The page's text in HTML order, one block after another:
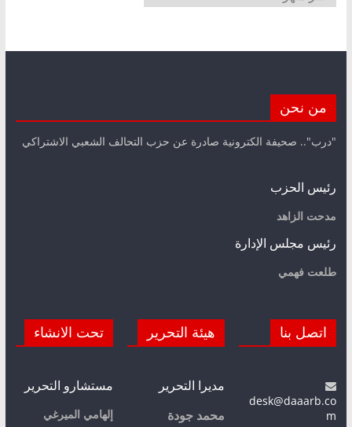
من نحن
"درب".. صحيفة الكترونية صادرة عن حزب التحالف الشعبي الاشتراكي
رئيس الحزب
مدحت الزاهد
رئيس مجلس الإدارة
طلعت فهمي
اتصل بنا
desk@daaarb.co
m
هيئة التحرير
مديرا التحرير
محمد جودة
تحت الانشاء
مستشارو التحرير
إلهامي الميرغي